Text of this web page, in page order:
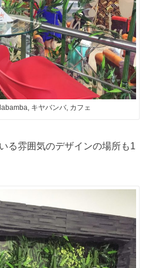
キヤバンバ, カフェ
る雰囲気のデザインの場所も1